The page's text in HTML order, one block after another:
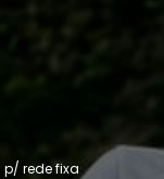
p/ rede fixa